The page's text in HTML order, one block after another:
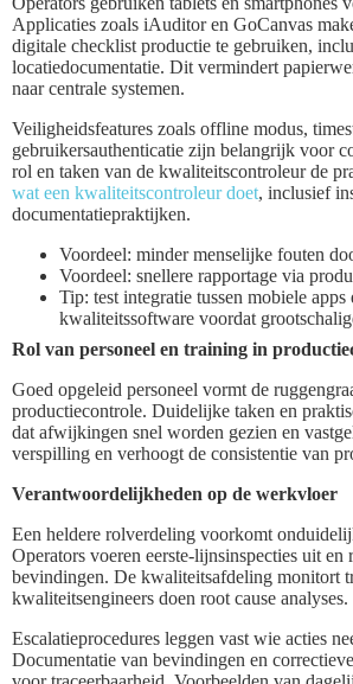
Applicaties zoals iAuditor en GoCanvas
digitale checklist productie te gebruiken,
locatiedocumentatie. Dit vermindert
naar centrale systemen.
Veiligheidsfeatures zoals offline modus,
gebruikersauthenticatie zijn belangrijk voor
rol en taken van de kwaliteitscontroleur de
wat een kwaliteitscontroleur doet, inclusief
documentatiepraktijken.
Voordeel: minder menselijke fouten
Voordeel: snellere rapportage via
Tip: test integratie tussen mobiele apps
kwaliteitssoftware voordat
Rol van personeel en training in
Goed opgeleid personeel vormt de
productiecontrole. Duidelijke taken en
dat afwijkingen snel worden gezien en
verspilling en verhoogt de consistentie van
Verantwoordelijkheden op de werkvloer
Een heldere rolverdeling voorkomt
Operators voeren eerste-lijnsinspecties uit en
bevindingen. De kwaliteitsafdeling monitort
kwaliteitsengineers doen root cause analyses.
Escalatieprocedures leggen vast wie acties
Documentatie van bevindingen en